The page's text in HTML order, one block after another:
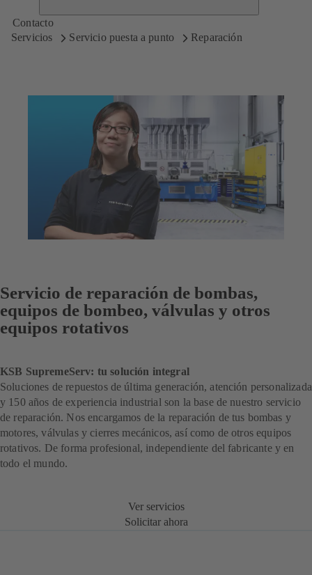
Contacto
Servicios
Servicio puesta a punto Reparación
Servicio de reparación de bombas,
equipos de bombeo, válvulas y otros
equipos rotativos
KSB SupremeServ: tu solución integral
Soluciones de repuestos de última generación, atención personalizada
y 150 años de experiencia industrial son la base de nuestro servicio
de reparación. Nos encargamos de la reparación de tus bombas y
motores, válvulas y cierres mecánicos, así como de otros equipos
rotativos. De forma profesional, independiente del fabricante y en
todo el mundo.
Ver servicios
Solicitar ahora